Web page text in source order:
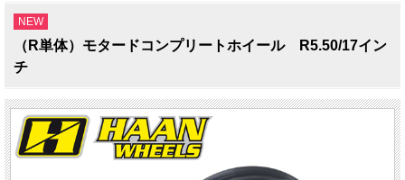
NEW
（R単体）モタードコンプリートホイール R5.50/17イン
チ